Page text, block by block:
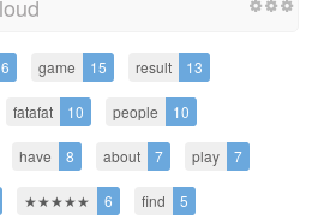
game 15 result 13
fatafat 10 people 10
have 8 about 7 play 7
★★★★★ 6 find 5